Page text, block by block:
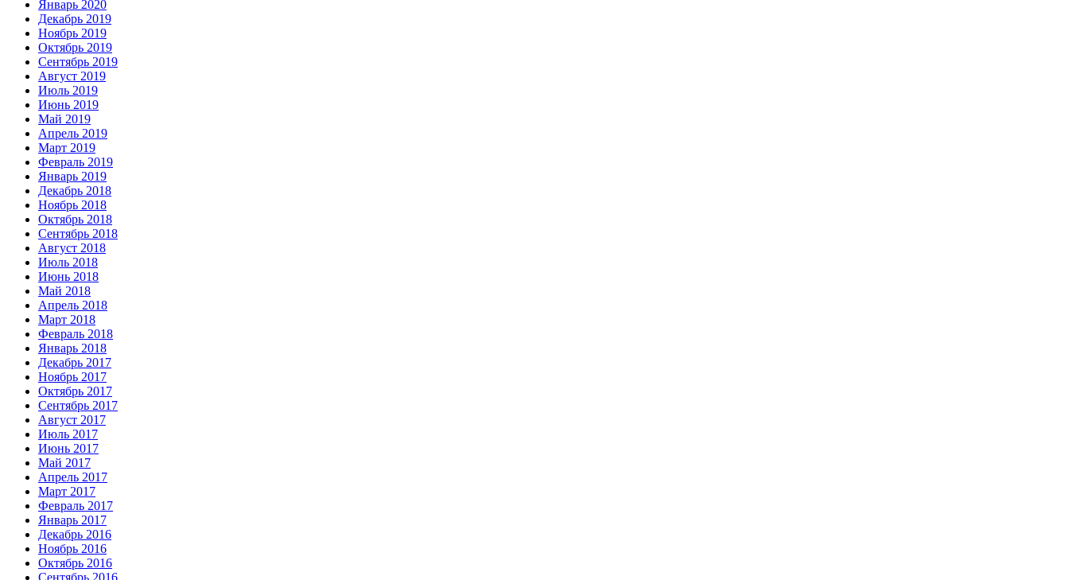
Январь 2020
Декабрь 2019
Ноябрь 2019
Октябрь 2019
Сентябрь 2019
Август 2019
Июль 2019
Июнь 2019
Май 2019
Апрель 2019
Март 2019
Февраль 2019
Январь 2019
Декабрь 2018
Ноябрь 2018
Октябрь 2018
Сентябрь 2018
Август 2018
Июль 2018
Июнь 2018
Май 2018
Апрель 2018
Март 2018
Февраль 2018
Январь 2018
Декабрь 2017
Ноябрь 2017
Октябрь 2017
Сентябрь 2017
Август 2017
Июль 2017
Июнь 2017
Май 2017
Апрель 2017
Март 2017
Февраль 2017
Январь 2017
Декабрь 2016
Ноябрь 2016
Октябрь 2016
Сентябрь 2016